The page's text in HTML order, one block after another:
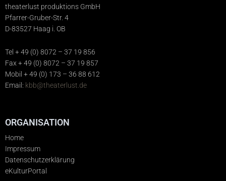
theaterlust produktions GmbH
Pfarrer-Gruber-Str. 4
D-83527 Haag i. OB
Tel + 49 (0) 8072 – 37 19 856
Fax + 49 (0) 8072 – 37 19 857
Mobil + 49 (0) 173 – 36 88 612
Email: kbb@theaterlust.de
ORGANISATION
Home
Impressum
Datenschutzerklärung
eKulturPortal